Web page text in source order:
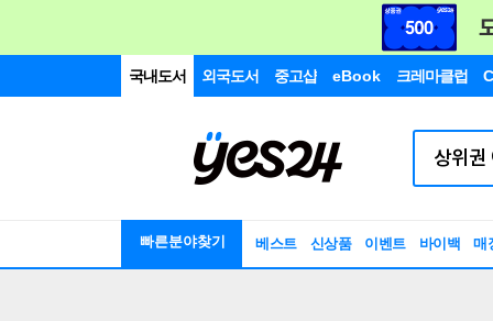
국내도서 외국도서 중고샵 eBook 크레마클럽
빠른분야찾기 베스트 신상품 이벤트 바이백 매